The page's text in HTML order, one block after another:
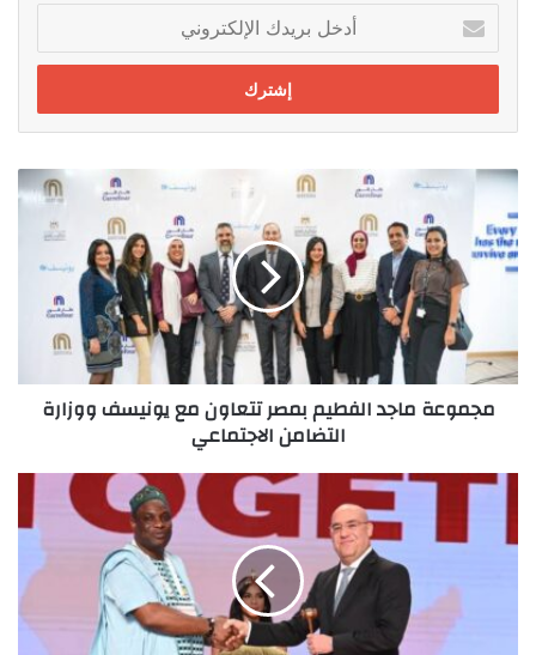
بريدك
الإلكتروني
مجموعة
الفطيم
بمصر
يونيسف
ووزارة
التضامن
الاجتماعي
مجموعة ماجد الفطيم بمصر تتعاون مع يونيسف ووزارة
التضامن الاجتماعي
إنطلاق